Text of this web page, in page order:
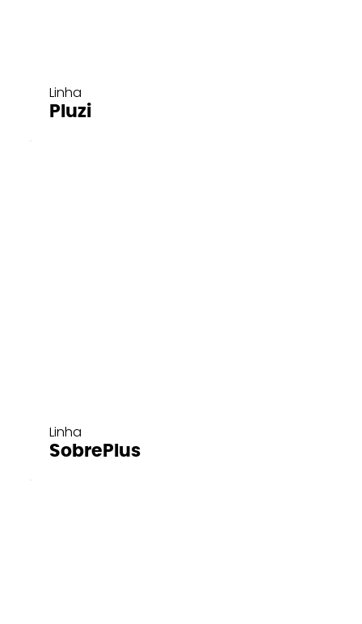
Linha
Pluzi
Linha
SobrePlus